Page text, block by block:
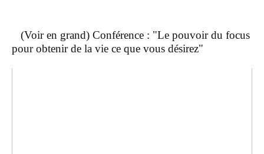
(Voir en grand) Conférence : "Le pouvoir du focus
pour obtenir de la vie ce que vous désirez"